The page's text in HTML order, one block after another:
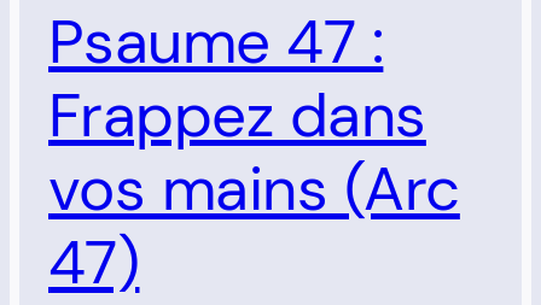
Psaume 47 :
Frappez dans
vos mains (Arc
47)